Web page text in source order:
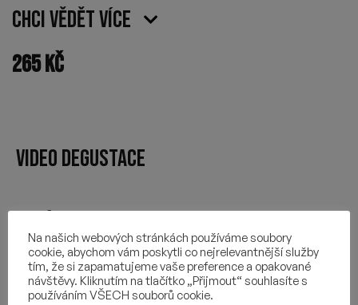
Chci vědět více
265Kč
POUŽITÉ CHMELY
VIDEO DEGUSTACE
Na našich webových stránkách používáme soubory
cookie, abychom vám poskytli co nejrelevantnější služby
tím, že si zapamatujeme vaše preference a opakované
návštěvy. Kliknutím na tlačítko „Přijmout“ souhlasíte s
používáním VŠECH souborů cookie.